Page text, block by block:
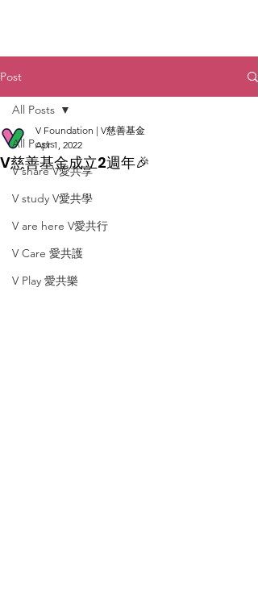
Post
All Posts
V share V愛共享
V study V愛共學
V are here V愛共行
V Care 愛共護
V Play 愛共樂
All Posts
V慈善基金成立2週年🎉
V Foundation | V慈善基金
Apr 1, 2022